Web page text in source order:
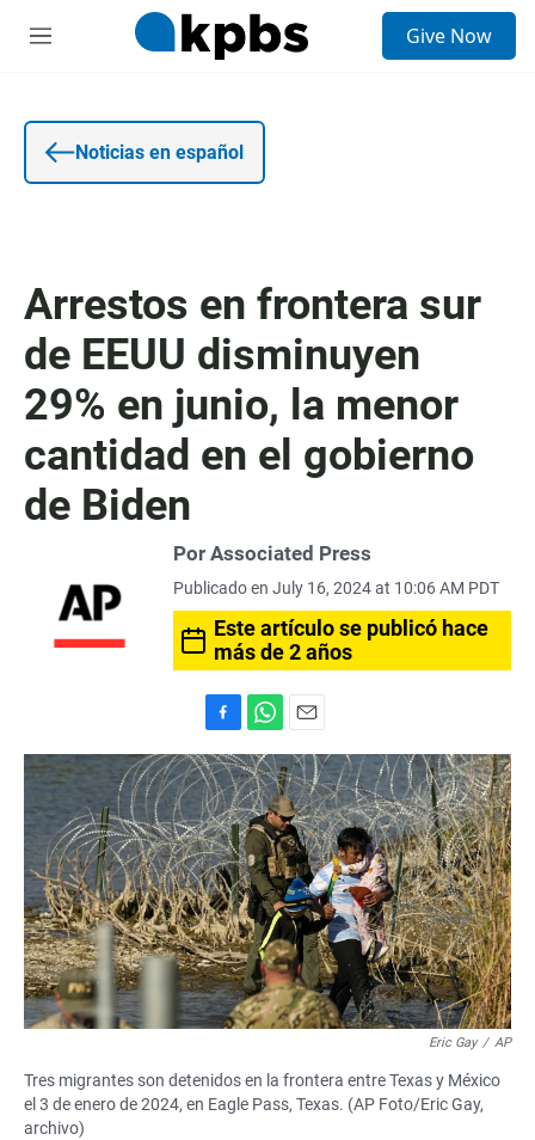
S
i
o
Give Now
Noticias en español
Arrestos en frontera sur
de EEUU disminuyen
29% en junio, la menor
cantidad en el gobierno
de Biden
Por Associated Press
Publicado en July 16, 2024 at 10:06 AM PDT
Este artículo se publicó hace
más de 2 años
a
c
e
b
o
o
k
h
a
t
s
A
p
p
m
a
i
l
Eric Gay / AP
Tres migrantes son detenidos en la frontera entre Texas y México
el 3 de enero de 2024, en Eagle Pass, Texas. (AP Foto/Eric Gay,
archivo)